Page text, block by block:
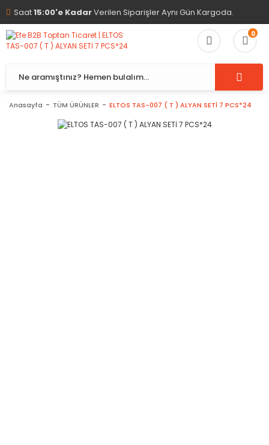
Saat15:00'e KadarVerilen Siparişler Aynı Gün Kargoda.
0
Anasayfa TÜM ÜRÜNLER ELTOS TAS-007 ( T ) ALYAN SETİ 7 PCS*24